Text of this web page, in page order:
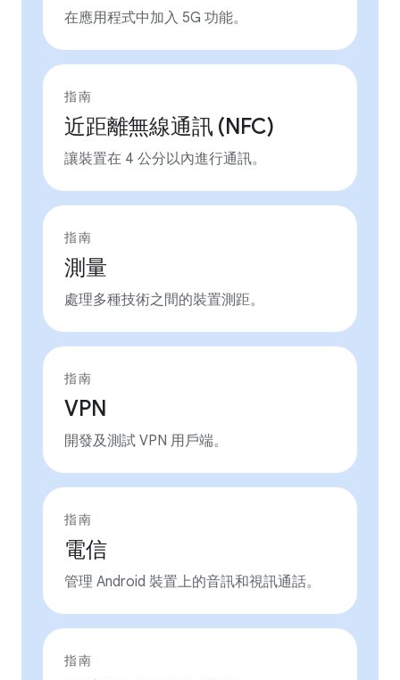
在應用程式中加入 5G 功能。
指南
近距離無線通訊 (NFC)
讓裝置在 4 公分以內進行通訊。
指南
測量
處理多種技術之間的裝置測距。
指南
VPN
開發及測試 VPN 用戶端。
指南
電信
管理 Android 裝置上的音訊和視訊通話。
指南